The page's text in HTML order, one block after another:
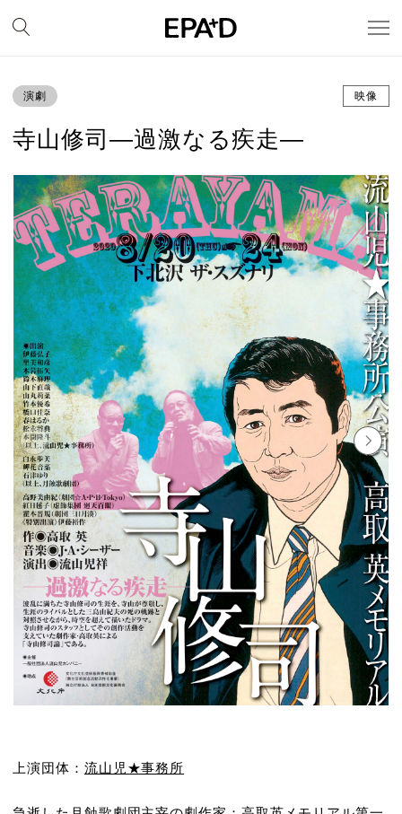
演劇 映像
寺山修司―過激なる疾走―
上演団体： 流山児★事務所